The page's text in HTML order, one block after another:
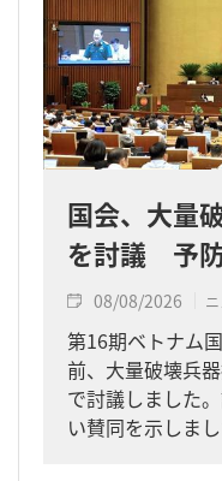
国会、大量
を討議 予
08/08/2026
第16期ベトナム
前、大量破壊兵
で討議しました
い賛同を示しまし